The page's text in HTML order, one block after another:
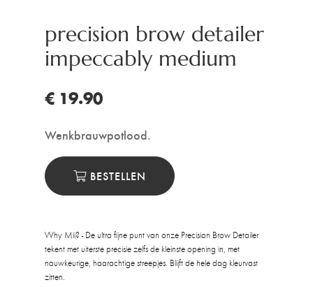
precision brow detailer
impeccably medium
€ 19.90
Wenkbrauwpotlood.
BESTELLEN
Why Mii? - De ultra fijne punt van onze Precision Brow Detailer
tekent met uiterste precisie zelfs de kleinste opening in, met
nauwkeurige, haarachtige streepjes. Blijft de hele dag kleurvast
zitten.